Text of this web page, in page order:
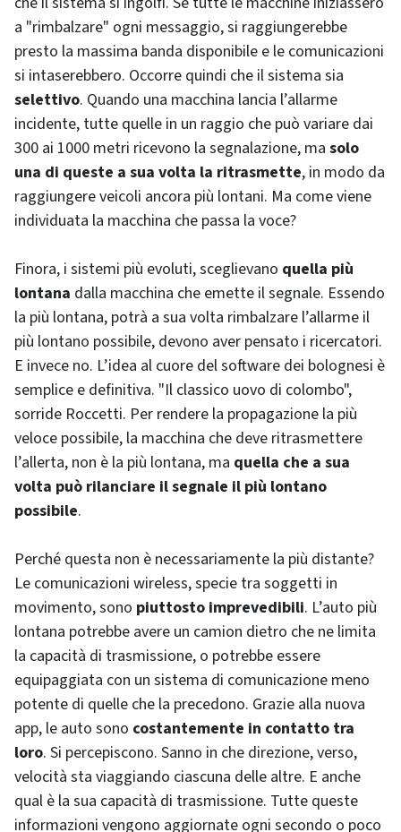
a "rimbalzare" ogni messaggio, si raggiungerebbe
presto la massima banda disponibile e le comunicazioni
si intaserebbero. Occorre quindi che il sistema sia
selettivo. Quando una macchina lancia l’allarme
incidente, tutte quelle in un raggio che può variare dai
300 ai 1000 metri ricevono la segnalazione, ma solo
una di queste a sua volta la ritrasmette, in modo da
raggiungere veicoli ancora più lontani. Ma come viene
individuata la macchina che passa la voce?
Finora, i sistemi più evoluti, sceglievano quella più
lontana dalla macchina che emette il segnale. Essendo
la più lontana, potrà a sua volta rimbalzare l’allarme il
più lontano possibile, devono aver pensato i ricercatori.
E invece no. L’idea al cuore delsoftware dei bolognesi è
semplice e definitiva. "Il classico uovo di colombo",
sorride Roccetti. Per rendere la propagazione la più
veloce possibile, la macchina che deve ritrasmettere
l’allerta, non è la più lontana, ma quella che a sua
volta può rilanciare il segnale il più lontano
possibile.
Perché questa non è necessariamente la più distante?
Le comunicazioni wireless, specie tra soggetti in
movimento, sono piuttosto imprevedibili. L’auto più
lontana potrebbe avere un camion dietro che ne limita
la capacità di trasmissione, o potrebbe essere
equipaggiata con un sistema di comunicazione meno
potente di quelle che la precedono. Grazie alla nuova
app, le auto sono costantemente in contatto tra
loro. Si percepiscono. Sanno in che direzione, verso,
velocità sta viaggiando ciascuna delle altre. E anche
qual è la sua capacità di trasmissione. Tutte queste
informazioni vengono aggiornate ogni secondo o poco